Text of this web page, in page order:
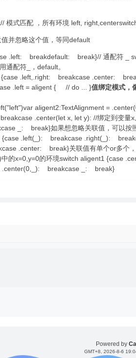
模式匹配 ，所有环境 left,
并忽略这个值，等同default
.left: breakdefault: break}// 通配符 _
通配符_，default。
{case .left,.right: breakcase .center:
.left = aligent { // do ... }值绑定模式，
aligent2:TextAlignment =
.center(let x, let y): //绑定到变
_: break}如果想忽略关联值，可以按照
{case .left(_): breakcase .right(_):
.center: break}关联值有单个or多个，
的x=0,y=0的环境switch aligent1
.center(0,_): breakcase _: break}
Powered by
GMT+8, 2026-8-6